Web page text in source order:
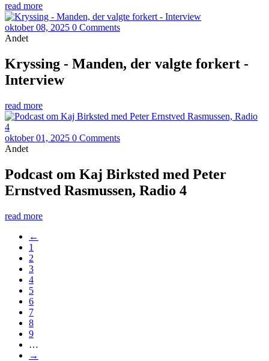
read more
oktober 08, 2025 0 Comments
Andet
Kryssing - Manden, der valgte forkert -
Interview
read more
oktober 01, 2025 0 Comments
Andet
Podcast om Kaj Birksted med Peter
Ernstved Rasmussen, Radio 4
read more
←
1
2
3
4
5
6
7
8
9
…
→